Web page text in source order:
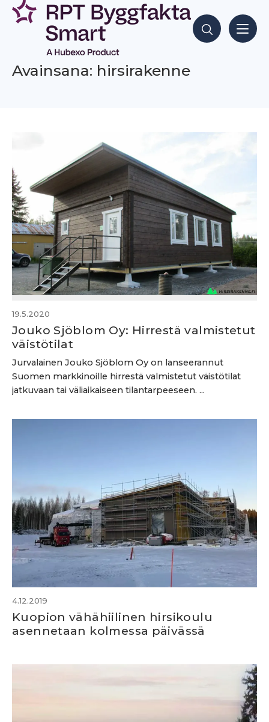
Siirry
sisältöön
Hae sisältöjä
Avainsana: hirsirakenne
19.5.2020
Jouko Sjöblom Oy: Hirrestä valmistetut
väistötilat
Jurvalainen Jouko Sjöblom Oy on lanseerannut
Suomen markkinoille hirrestä valmistetut väistötilat
jatkuvaan tai väliaikaiseen tilantarpeeseen. ...
4.12.2019
Kuopion vähähiilinen hirsikoulu
asennetaan kolmessa päivässä